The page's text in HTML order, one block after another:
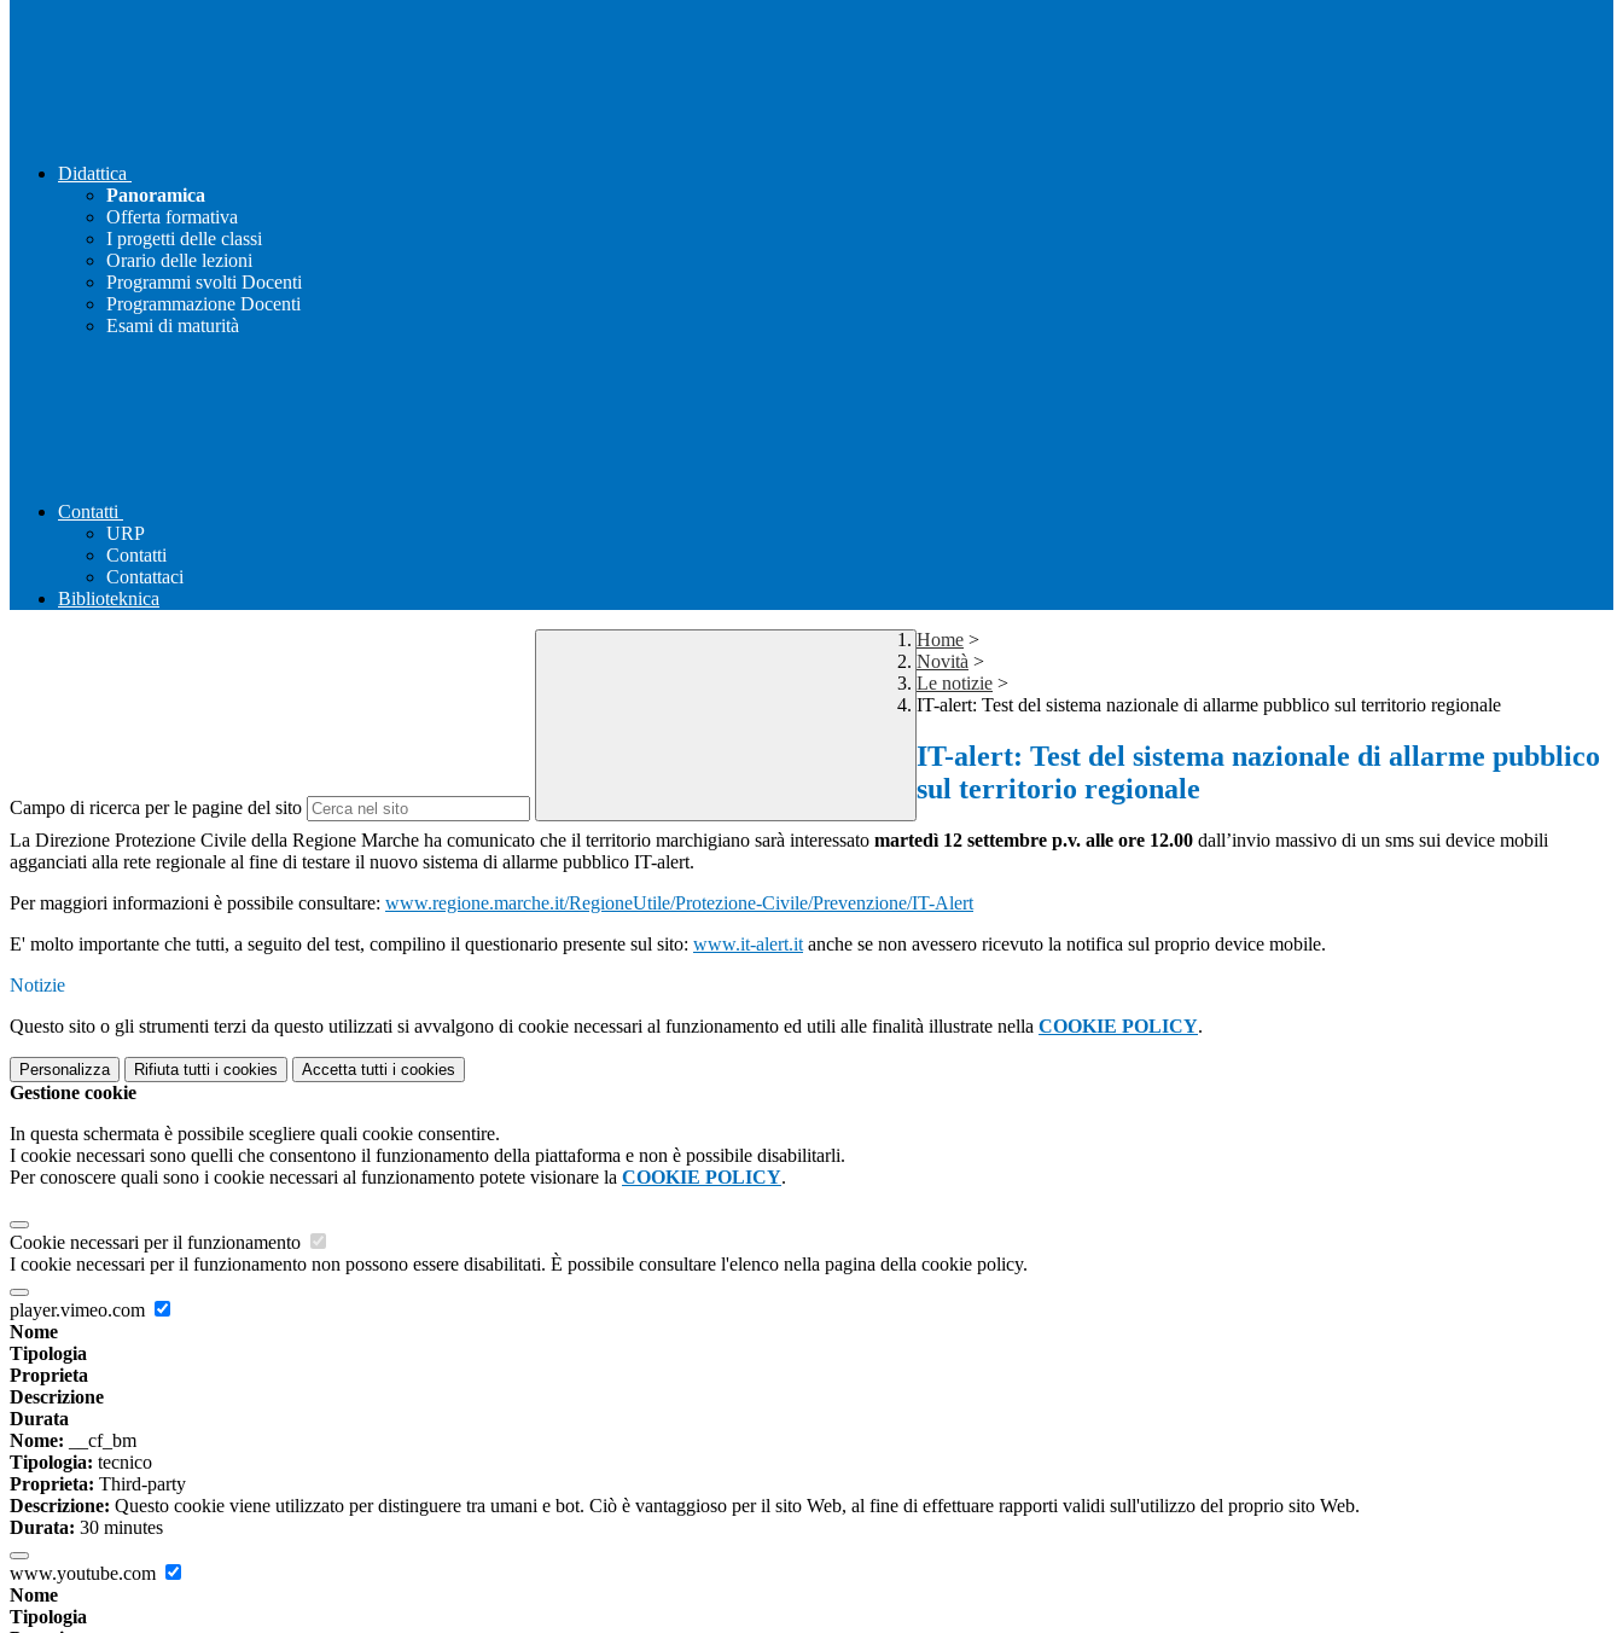
Didattica
Panoramica
Offerta formativa
I progetti delle classi
Orario delle lezioni
Programmi svolti Docenti
Programmazione Docenti
Esami di maturità
Contatti
URP
Contatti
Contattaci
Biblioteknica
Campo di ricerca per le pagine del sito
Home >
Novità >
Le notizie >
IT-alert: Test del sistema nazionale di allarme pubblico sul territorio regionale
IT-alert: Test del sistema nazionale di allarme pubblico
sul territorio regionale
La Direzione Protezione Civile della Regione Marche ha comunicato che il territorio marchigiano sarà interessato martedì 12 settembre p.v. alle ore 12.00 dall’invio massivo di un sms sui device mobili
agganciati alla rete regionale al fine di testare il nuovo sistema di allarme pubblico IT-alert.
Per maggiori informazioni è possibile consultare: www.regione.marche.it/RegioneUtile/Protezione-Civile/Prevenzione/IT-Alert
E' molto importante che tutti, a seguito del test, compilino il questionario presente sul sito: www.it-alert.it anche se non avessero ricevuto la notifica sul proprio device mobile.
Notizie
Questo sito o gli strumenti terzi da questo utilizzati si avvalgono di cookie necessari al funzionamento ed utili alle finalità illustrate nella COOKIE POLICY.
Personalizza Rifiuta tutti i cookies Accetta tutti i cookies
Gestione cookie
In questa schermata è possibile scegliere quali cookie consentire.
I cookie necessari sono quelli che consentono il funzionamento della piattaforma e non è possibile disabilitarli.
Per conoscere quali sono i cookie necessari al funzionamento potete visionare la COOKIE POLICY.
Cookie necessari per il funzionamento
I cookie necessari per il funzionamento non possono essere disabilitati. È possibile consultare l'elenco nella pagina della cookie policy.
player.vimeo.com
Nome
Tipologia
Proprieta
Descrizione
Durata
Nome: __cf_bm
Tipologia: tecnico
Proprieta: Third-party
Descrizione: Questo cookie viene utilizzato per distinguere tra umani e bot. Ciò è vantaggioso per il sito Web, al fine di effettuare rapporti validi sull'utilizzo del proprio sito Web.
Durata: 30 minutes
www.youtube.com
Nome
Tipologia